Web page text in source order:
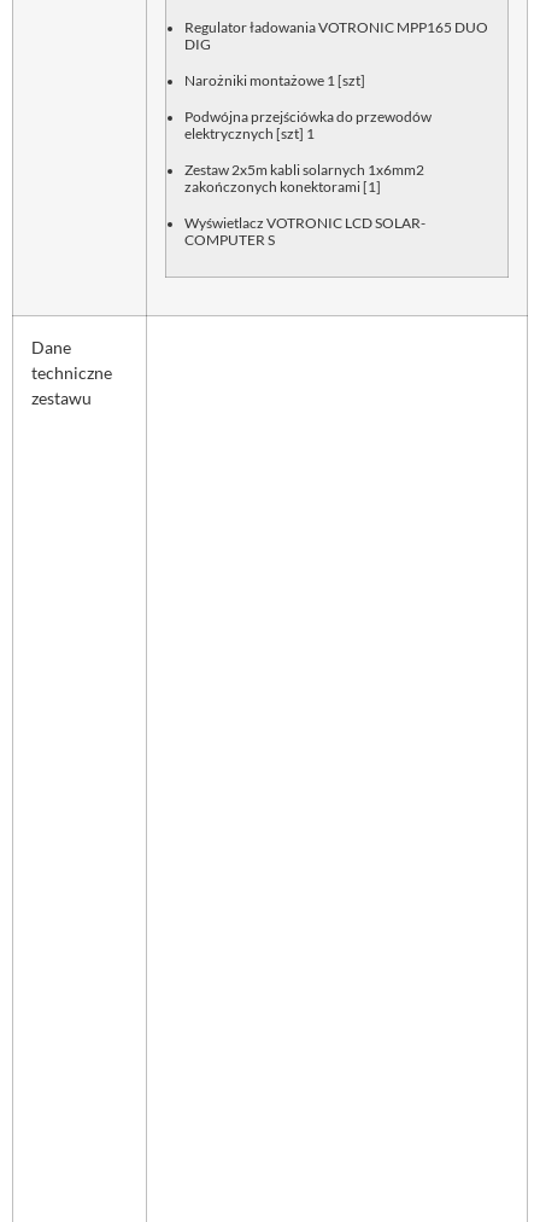
Regulator ładowania VOTRONIC MPP165 DUO
DIG
Narożniki montażowe 1 [szt]
Podwójna przejściówka do przewodów
elektrycznych [szt] 1
Zestaw 2x5m kabli solarnych 1x6mm2
zakończonych konektorami [1]
Wyświetlacz VOTRONIC LCD SOLAR-
COMPUTER S
Dane
techniczne
zestawu